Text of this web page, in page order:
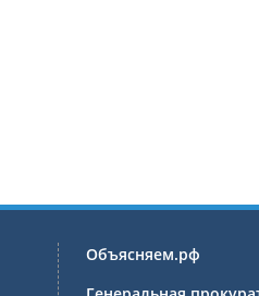
Объясняем.рф